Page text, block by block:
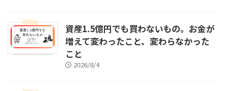
資産1.5億円でも買わないもの。お金が
増えて変わったこと、変わらなかった
こと
2026/8/4